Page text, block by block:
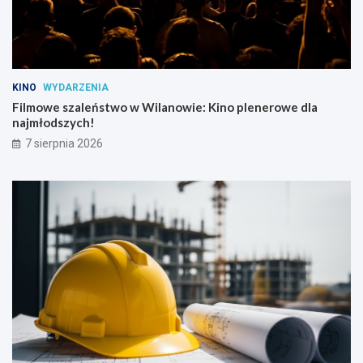
KINO WYDARZENIA
Filmowe szaleństwo w Wilanowie: Kino plenerowe dla
najmłodszych!
7 sierpnia 2026